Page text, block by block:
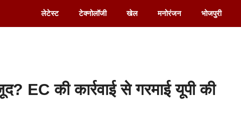
लेटेस्ट टेक्नोलॉजी खेल मनोरंजन भोजपुरी
EC की कार्रवाई से गरमाई यूपी की